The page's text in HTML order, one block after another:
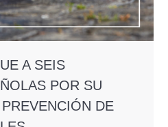
A SEIS
POR SU
DE